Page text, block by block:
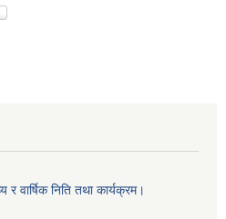
निति तथा कार्यक्रम।